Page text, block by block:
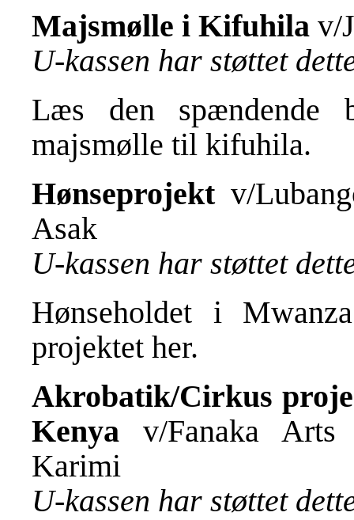
Majsmølle i Kifuhila v/
U-kassen har støttet
Læs den spændende
majsmølle til kifuhila.
Hønseprojektv/
Asak
U-kassen har støttet
Hønseholdet i
projektet her.
Akrobatik/Cirkus
Kenya v/Fanaka
Karimi
U-kassen har støttet